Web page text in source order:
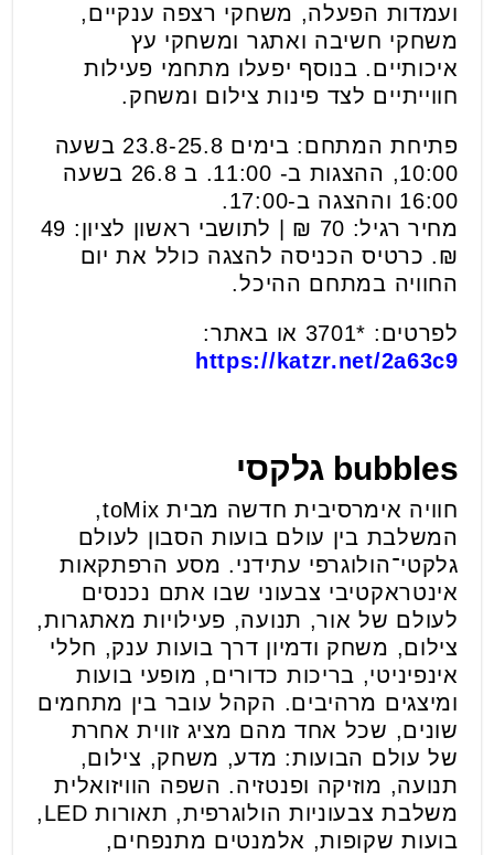
ועמדות הפעלה, משחקי רצפה ענקיים,
משחקי חשיבה ואתגר ומשחקי עץ
איכותיים. בנוסף יפעלו מתחמי פעילות
חווייתיים לצד פינות צילום ומשחק.
פתיחת המתחם: בימים 23.8-25.8 בשעה
10:00, ההצגות ב- 11:00. ב 26.8 בשעה
16:00 וההצגה ב-17:00.
מחיר רגיל: 70 ₪ | לתושבי ראשון לציון: 49
₪. כרטיס הכניסה להצגה כולל את יום
החוויה במתחם ההיכל.
לפרטים: *3701 או באתר:
https://katzr.net/2a63c9
bubbles גלקסי
חוויה אימרסיבית חדשה מבית toMix,
המשלבת בין עולם בועות הסבון לעולם
גלקטי־הולוגרפי עתידני. מסע הרפתקאות
אינטראקטיבי צבעוני שבו אתם נכנסים
לעולם של אור, תנועה, פעילויות מאתגרות,
צילום, משחק ודמיון דרך בועות ענק, חללי
אינפיניטי, בריכות כדורים, מופעי בועות
ומיצגים מרהיבים. הקהל עובר בין מתחמים
שונים, שכל אחד מהם מציג זווית אחרת
של עולם הבועות: מדע, משחק, צילום,
תנועה, מוזיקה ופנטזיה. השפה הוויזואלית
משלבת צבעוניות הולוגרפית, תאורות LED,
בועות שקופות, אלמנטים מתנפחים,